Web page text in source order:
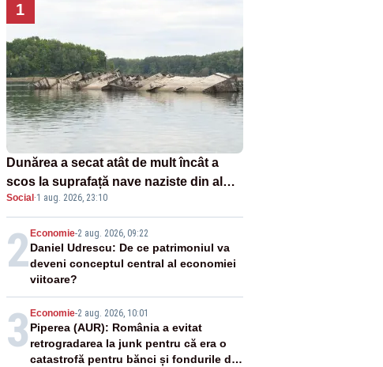
1
Dunărea a secat atât de mult încât a
scos la suprafață nave naziste din al
doilea război mondial
Social ·1 aug. 2026, 23:10
2 Economie-2 aug. 2026, 09:22
Daniel Udrescu: De ce patrimoniul va
deveni conceptul central al economiei
viitoare?
3 Economie-2 aug. 2026, 10:01
Piperea (AUR): România a evitat
retrogradarea la junk pentru că era o
catastrofă pentru bănci și fondurile de